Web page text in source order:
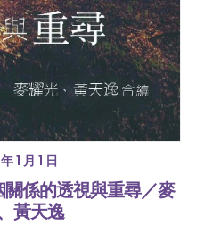
1 月 1 日
關係的透視與重尋／麥
黃天逸